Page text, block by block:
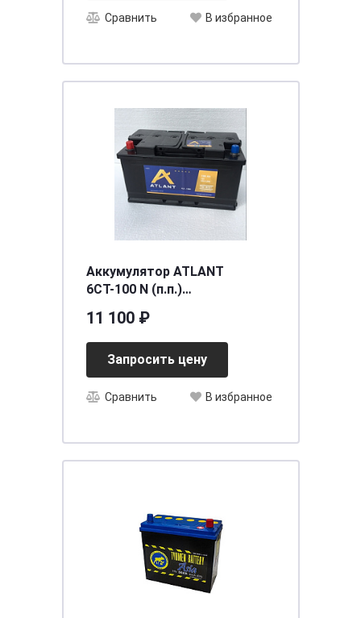
Сравнить В избранное
Аккумулятор ATLANT
6СТ-100 N (п.п.)
11 100 ₽
Запросить цену
Сравнить В избранное